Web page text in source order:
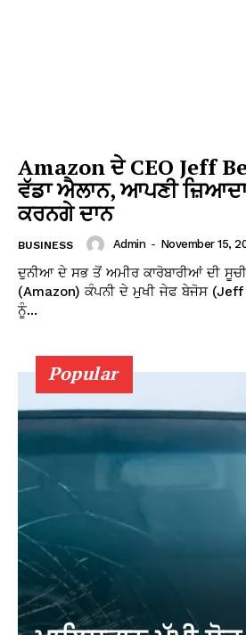
Amazon ਦੇ CEO Jeff
ਵੱਡਾ ਐਲਾਨ, ਆਪਣੀ
ਕਰਨਗੇ ਦਾਨ
BUSINESS Admin - November 15,
ਦੁਨੀਆ ਦੇ ਸਭ ਤੋਂ ਅਮੀਰ ਕਾਰੋਬਾਰੀਆਂ ਦੀ
(Amazon) ਕੰਪਨੀ ਦੇ ਮੁਖੀ ਜੇਫ ਬੇਜੋਸ
ਨੂੰ...
Popular